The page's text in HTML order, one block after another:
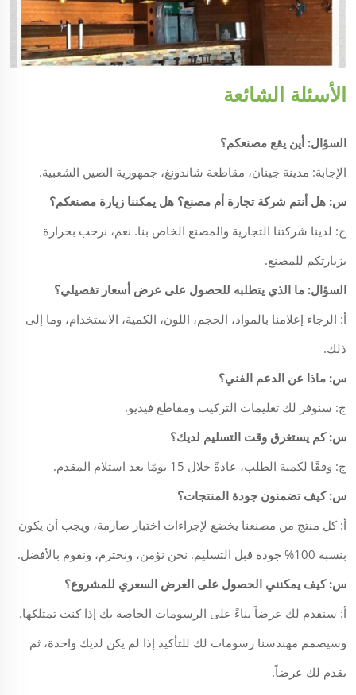
الأسئلة الشائعة
السؤال: أين يقع مصنعكم؟
الإجابة: مدينة جينان، مقاطعة شاندونغ، جمهورية الصين الشعبية.
س: هل أنتم شركة تجارة أم مصنع؟ هل يمكننا زيارة مصنعكم؟
ج: لدينا شركتنا التجارية والمصنع الخاص بنا. نعم، نرحب بحرارة
بزيارتكم للمصنع.
السؤال: ما الذي يتطلبه للحصول على عرض أسعار تفصيلي؟
أ: الرجاء إعلامنا بالمواد، الحجم، اللون، الكمية، الاستخدام، وما إلى
ذلك.
س: ماذا عن الدعم الفني؟
ج: سنوفر لك تعليمات التركيب ومقاطع فيديو.
س: كم يستغرق وقت التسليم لديك؟
ج: وفقًا لكمية الطلب، عادةً خلال 15 يومًا بعد استلام المقدم.
س: كيف تضمنون جودة المنتجات؟
أ: كل منتج من مصنعنا يخضع لإجراءات اختبار صارمة، ويجب أن يكون
بنسبة 100% جودة قبل التسليم. نحن نؤمن، ونحترم، ونقوم بالأفضل.
س: كيف يمكنني الحصول على العرض السعري للمشروع؟
أ: سنقدم لك عرضاً بناءً على الرسومات الخاصة بك إذا كنت تمتلكها.
وسيصمم مهندسنا رسومات لك للتأكيد إذا لم يكن لديك واحدة، ثم
يقدم لك عرضاً.